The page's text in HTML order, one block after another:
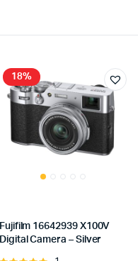
18%
Fujifilm 16642939 X100V
Digital Camera – Silver